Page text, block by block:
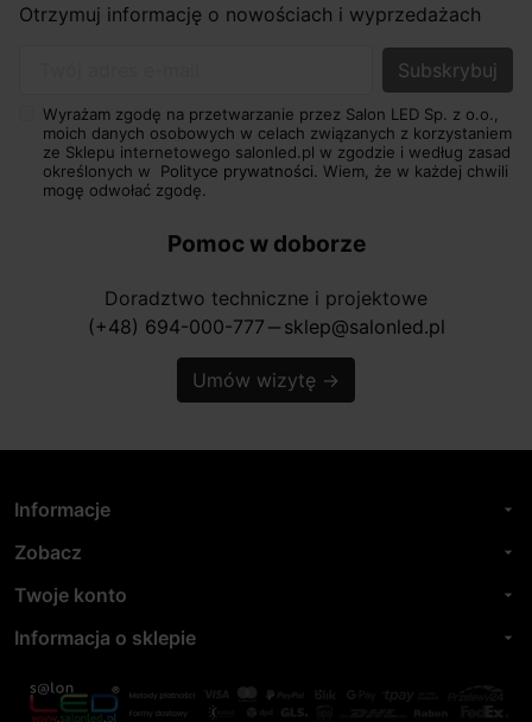
Otrzymuj informację o nowościach i wyprzedażach
Wyrażam zgodę na przetwarzanie przez Salon LED Sp. z o.o.,
moich danych osobowych w celach związanych z korzystaniem
ze Sklepu internetowego salonled.pl w zgodzie i według zasad
określonych w Polityce prywatności. Wiem, że w każdej chwili
mogę odwołać zgodę.
Pomoc w doborze
Doradztwo techniczne i projektowe
(+48) 694-000-777 horizontal_rule sklep@salonled.pl
Umów wizytę →
Informacje arrow_drop_down
Zobacz arrow_drop_down
Twoje konto arrow_drop_down
Informacja o sklepie arrow_drop_down